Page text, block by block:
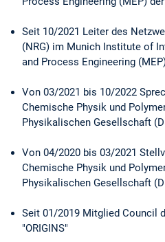
Seit 10/2021 Leiter des
(NRG) im Munich Institute of
and Process Engineering
Von 03/2021 bis 10/2022
Chemische Physik und
Physikalischen Gesellschaft
Von 04/2020 bis 03/2021
Chemische Physik und
Physikalischen Gesellschaft
Seit 01/2019 Mitglied Council
"ORIGINS"